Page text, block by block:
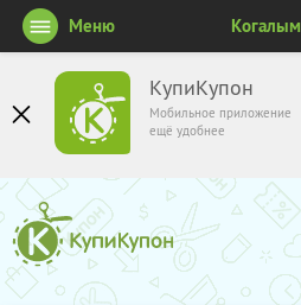
КупиКупон
Мобильное приложение
ещё удобнее
Меню Когалым